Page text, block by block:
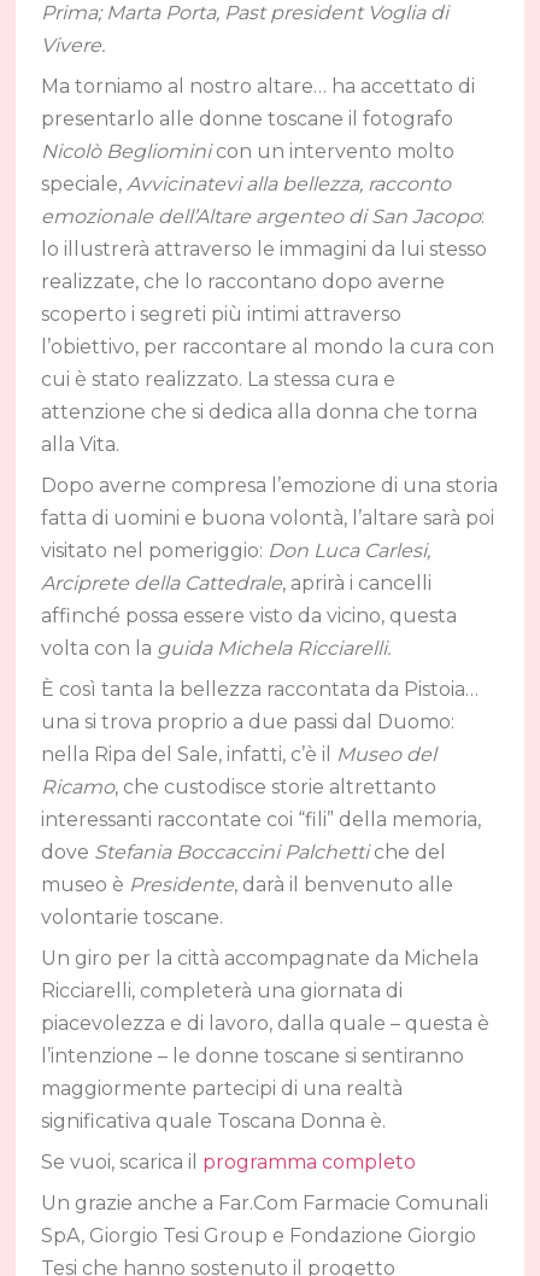
Prima; Marta Porta, Past president Voglia di
Vivere.
Ma torniamo al nostro altare… ha accettato di
presentarlo alle donne toscane il fotografo
Nicolò Begliominicon un intervento molto
speciale,Avvicinatevi alla bellezza, racconto
emozionale dell’Altare argenteo di San Jacopo:
lo illustrerà attraverso le immagini da lui stesso
realizzate, che lo raccontano dopo averne
scoperto i segreti più intimi attraverso
l’obiettivo, per raccontare al mondo la cura con
cui è stato realizzato. La stessa cura e
attenzione che si dedica alla donna che torna
alla Vita.
Dopo averne compresa l’emozione di una storia
fatta di uomini e buona volontà, l’altare sarà poi
visitato nel pomeriggio: Don Luca Carlesi,
Arciprete della Cattedrale, aprirà i cancelli
affinché possa essere visto da vicino, questa
volta con la guida Michela Ricciarelli.
È così tanta la bellezza raccontata da Pistoia…
una si trova proprio a due passi dal Duomo:
nella Ripa del Sale, infatti, c’è il Museo del
Ricamo, che custodisce storie altrettanto
interessanti raccontate coi “fili” della memoria,
dove Stefania Boccaccini Palchettiche del
museo è Presidente, darà il benvenuto alle
volontarie toscane.
Un giro per la città accompagnate da Michela
Ricciarelli, completerà una giornata di
piacevolezza e di lavoro, dalla quale – questa è
l’intenzione – le donne toscane si sentiranno
maggiormente partecipi di una realtà
significativa quale Toscana Donna è.
Se vuoi, scarica il programma completo
Un grazie anche a Far.Com Farmacie Comunali
SpA, Giorgio Tesi Group e Fondazione Giorgio
Tesi che hanno sostenuto il progetto